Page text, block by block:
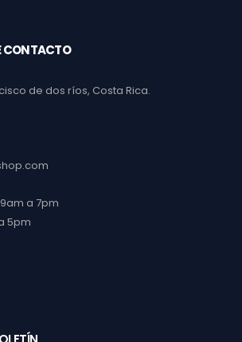
CONTACTO
de dos ríos, Costa Rica.
a 7pm
5pm